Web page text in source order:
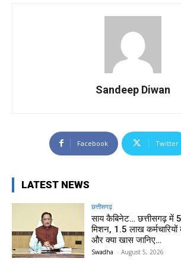
Sandeep Diwan
Facebook Twitter
LATEST NEWS
छत्तीसगढ़
साय कैबिनेट… छत्तीसगढ़ में
मिशन, 1.5 लाख कर्मचारियों
और क्या खास जानिए…
Swadha - August 5, 2026